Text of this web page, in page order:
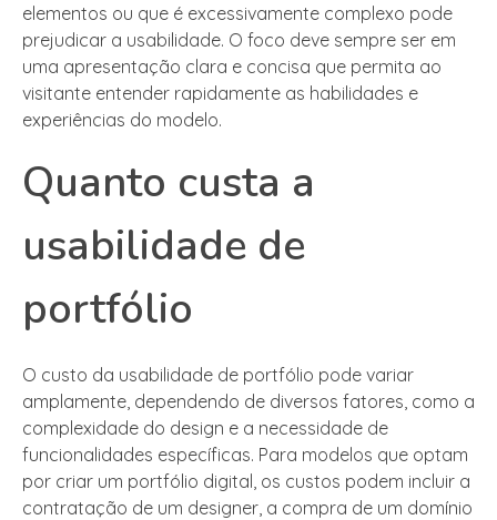
elementos ou que é excessivamente complexo pode
prejudicar a usabilidade. O foco deve sempre ser em
uma apresentação clara e concisa que permita ao
visitante entender rapidamente as habilidades e
experiências do modelo.
Quanto custa a
usabilidade de
portfólio
O custo da usabilidade de portfólio pode variar
amplamente, dependendo de diversos fatores, como a
complexidade do design e a necessidade de
funcionalidades específicas. Para modelos que optam
por criar um portfólio digital, os custos podem incluir a
contratação de um designer, a compra de um domínio